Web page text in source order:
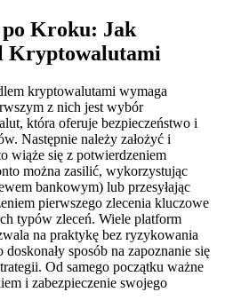
Kroku: Jak
Kryptowalutami
kryptowalutami wymaga
z nich jest wybór
która oferuje bezpieczeństwo i
Następnie należy założyć i
wiąże się z potwierdzeniem
można zasilić, wykorzystując
bankowym) lub przesyłając
pierwszego zlecenia kluczowe
typów zleceń. Wiele platform
na praktykę bez ryzykowania
sposób na zapoznanie się
Od samego początku ważne
i zabezpieczenie swojego